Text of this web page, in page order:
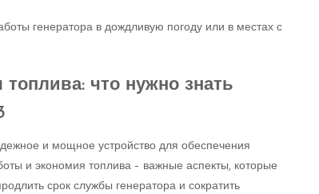
генератора в дождливую погоду или в местах с
что нужно знать
и мощное устройство для обеспечения
и экономия топлива – важные аспекты, которые
срок службы генератора и сократить